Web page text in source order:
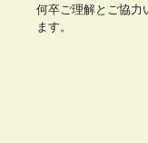
何卒ご理解とご協力
ます。